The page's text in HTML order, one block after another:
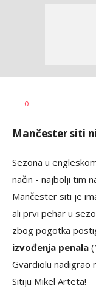
AUTOR
0
Mančester siti
Sezona u
način - najbolji tim
Mančester siti je
ali prvi pehar u
zbog pogotka
izvođenja penala
Gvardiolu nadigrao
Sitiju Mikel Arteta!